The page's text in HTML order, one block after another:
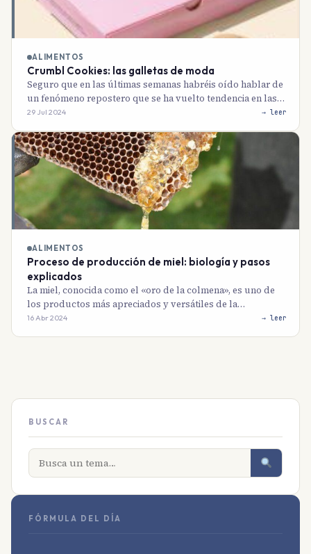
ALIMENTOS
Crumbl Cookies: las galletas de moda
Seguro que en las últimas semanas habréis oído hablar de
un fenómeno repostero que se ha vuelto tendencia en las…
29 Jul 2024 → leer
ALIMENTOS
Proceso de producción de miel: biología y pasos
explicados
La miel, conocida como el «oro de la colmena», es uno de
los productos más apreciados y versátiles de la…
16 Abr 2024 → leer
BUSCAR
FÓRMULA DEL DÍA